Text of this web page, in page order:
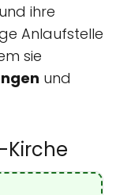
und ihre
Anlaufstelle
sie
und
Kirche